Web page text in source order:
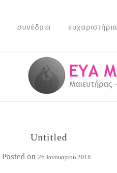
συνέδρια ευχαριστήρια
Untitled
Posted on26 Ιανουαρίου 2018